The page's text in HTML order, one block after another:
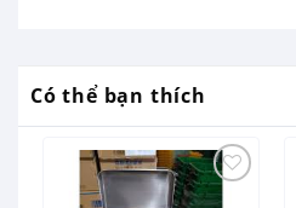
Có thể bạn thích